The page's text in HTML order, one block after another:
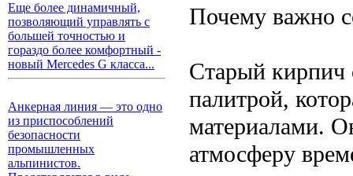
Еще более динамичный,
позволяющий управлять с
большей точностью и
гораздо более комфортный -
новый Mercedes G класса...
Анкерная линия — это одно
из приспособлений
безопасности
промышленных
альпинистов.
Почему важно
Старый кирпич
палитрой,
материалами.
атмосферу